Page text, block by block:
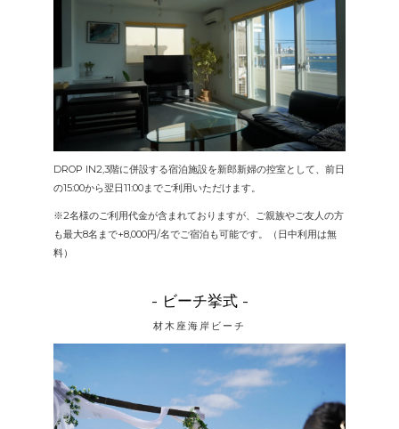
DROP IN2,3階に併設する宿泊施設を新郎新婦の控室として、前日
の15:00から翌日11:00までご利用いただけます。
※2名様のご利用代金が含まれておりますが、ご親族やご友人の方
も最大8名まで+8,000円/名でご宿泊も可能です。（日中利用は無
料）
- ビーチ挙式 -
材木座海岸ビーチ